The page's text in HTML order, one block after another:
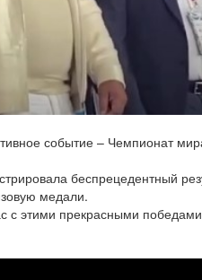
событие – Чемпионат
беспрецедентный
медали.
с этими прекрасными победами